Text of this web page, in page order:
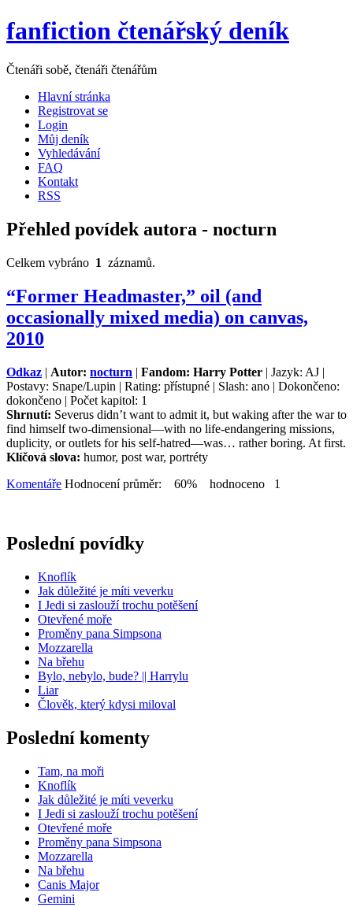
fanfiction čtenářský deník
Čtenáři sobě, čtenáři čtenářům
Hlavní stránka
Registrovat se
Login
Můj deník
Vyhledávání
FAQ
Kontakt
RSS
Přehled povídek autora - nocturn
Celkem vybráno 1 záznamů.
“Former Headmaster,” oil (and
occasionally mixed media) on canvas,
2010
Odkaz | Autor: nocturn | Fandom: Harry Potter | Jazyk: AJ |
Postavy: Snape/Lupin | Rating: přístupné | Slash: ano | Dokončeno:
dokončeno | Počet kapitol: 1
Shrnutí: Severus didn’t want to admit it, but waking after the war to
find himself two-dimensional—with no life-endangering missions,
duplicity, or outlets for his self-hatred—was… rather boring. At first.
Klíčová slova: humor, post war, portréty
Komentáře Hodnocení průměr: 60% hodnoceno 1
Poslední povídky
Knoflík
Jak důležité je míti veverku
I Jedi si zaslouží trochu potěšení
Otevřené moře
Proměny pana Simpsona
Mozzarella
Na břehu
Bylo, nebylo, bude? || Harrylu
Liar
Člověk, který kdysi miloval
Poslední komenty
Tam, na moři
Knoflík
Jak důležité je míti veverku
I Jedi si zaslouží trochu potěšení
Otevřené moře
Proměny pana Simpsona
Mozzarella
Na břehu
Canis Major
Gemini